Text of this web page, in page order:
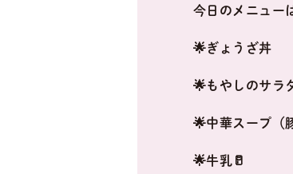
今日のメニュー
🌟ぎょうざ丼
🌟もやしのサラ
🌟中華スープ（
🌟牛乳🥛